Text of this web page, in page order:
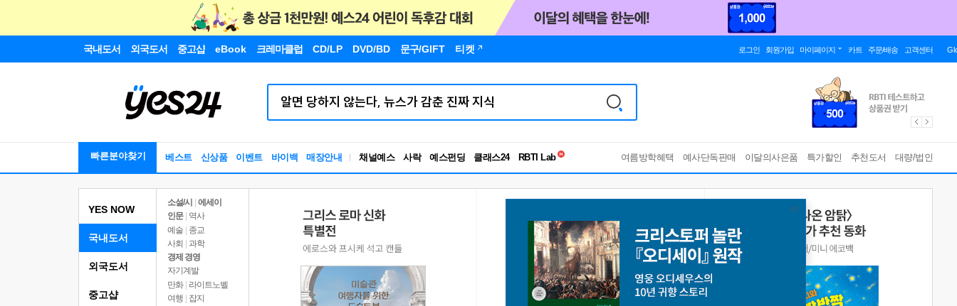
국내도서 외국도서 중고샵 eBook 크레마클럽 CD/LP DVD/BD 문구/GIFT 티켓 로그인 회원가입 마이페이지 카트 주문/배송 고객센터
빠른분야찾기 베스트 신상품 이벤트 바이백 매장안내 채널예스 사락 예스펀딩 클래스24
RBTI Lab
독서유형검사
여름방학혜택 예사단독판매 이달의사은품 특가할인 추천도서 대량/법인
YES NOW
국내도서
소설/시
에세이
인문
역사
예술 | 종교
사회 | 과학
경제 경영
자기계발
만화 | 라이트노벨
여행
잡지
외국도서
중고샵